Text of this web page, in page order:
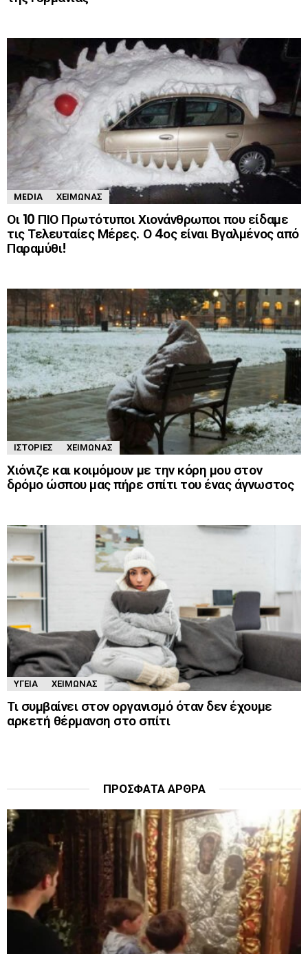
MEDIA ΧΕΙΜΏΝΑΣ
Οι 10 ΠΙΟ Πρωτότυποι Χιονάνθρωποι που είδαμε
τις Τελευταίες Μέρες. Ο 4ος είναι Βγαλμένος από
Παραμύθι!
ΙΣΤΟΡΊΕΣ ΧΕΙΜΏΝΑΣ
Χιόνιζε και κοιμόμουν με την κόρη μου στον
δρόμο ώσπου μας πήρε σπίτι του ένας άγνωστος
ΥΓΕΊΑ ΧΕΙΜΏΝΑΣ
Τι συμβαίνει στον οργανισμό όταν δεν έχουμε
αρκετή θέρμανση στο σπίτι
ΠΡΌΣΦΑΤΑ ΆΡΘΡΑ